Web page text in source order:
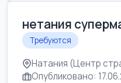
нетания
Требуются
Натания (Центр
Опубликовано: